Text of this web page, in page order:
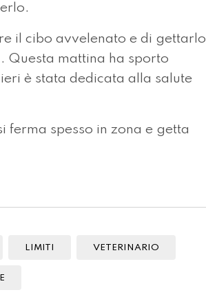
il cibo avvelenato e di gettarlo
Questa mattina ha sporto
è stata dedicata alla salute
ferma spesso in zona e getta
LIMITI VETERINARIO